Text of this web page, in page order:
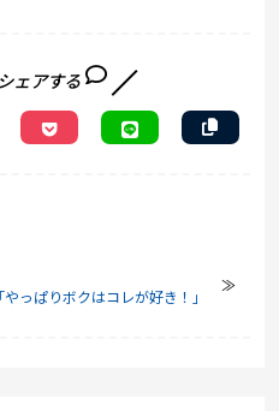
ェアする
っぱりボクはコレが好き！」